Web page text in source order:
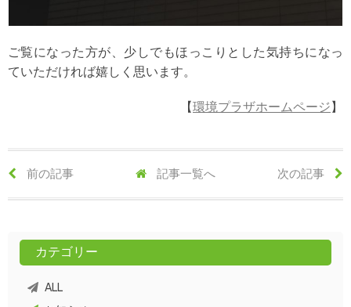
ご覧になった方が、少しでもほっこりとした気持ちになっ
ていただければ嬉しく思います。
【環境プラザホームページ】
前の記事 記事一覧へ 次の記事
カテゴリー
ALL